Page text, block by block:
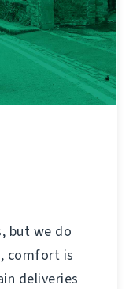
but we do
comfort is
deliveries